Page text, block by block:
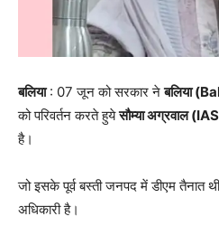
बलिया: 07 जून को सरकार नेबलिया
को परिवर्तन करते हुयेसौम्या अग्रवाल
है।
जो इसके पूर्व बस्ती जनपद में डीएम
अधिकारी है।